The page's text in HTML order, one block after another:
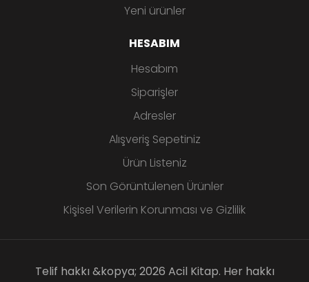
Yeni ürünler
HESABIM
Hesabım
Siparişler
Adresler
Alışveriş Sepetiniz
Ürün Listeniz
Son Görüntülenen Ürünler
Kişisel Verilerin Korunması ve Gizlilik
Telif hakkı &kopya; 2026 Acil Kitap. Her hakkı